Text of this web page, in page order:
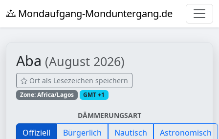
Mondaufgang-Monduntergang.de
Aba (August 2026)
Ort als Lesezeichen speichern
Zone: Africa/Lagos GMT +1
DÄMMERUNGSART
Offiziell Bürgerlich Nautisch Astronomisch